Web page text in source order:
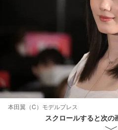
本田翼（C）モデルプレス
スクロールすると次の